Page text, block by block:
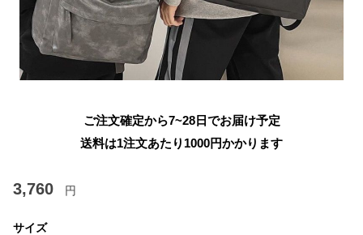
ご注文確定から7~28日でお届け予定
送料は1注文あたり 1000円かかります
3,760 円
サイズ